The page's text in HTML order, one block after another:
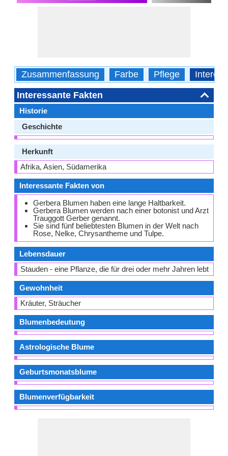
Zusammenfassung Farbe Pflege
Interessante Fakten
Historie
Geschichte
Herkunft
Afrika, Asien, Südamerika
Interessante Fakten von
Gerbera Blumen haben eine lange Haltbarkeit.
Gerbera Blumen werden nach einer botonist und Arzt
Trauggott Gerber genannt.
Sie sind fünf beliebtesten Blumen in der Welt nach
Rose, Nelke, Chrysantheme und Tulpe.
Lebensdauer
Stauden - eine Pflanze, die für drei oder mehr Jahren lebt
Gewohnheit
Kräuter, Sträucher
Blumenbedeutung
Astrologische Blume
Geburtsmonatsblume
Blumenverfügbarkeit